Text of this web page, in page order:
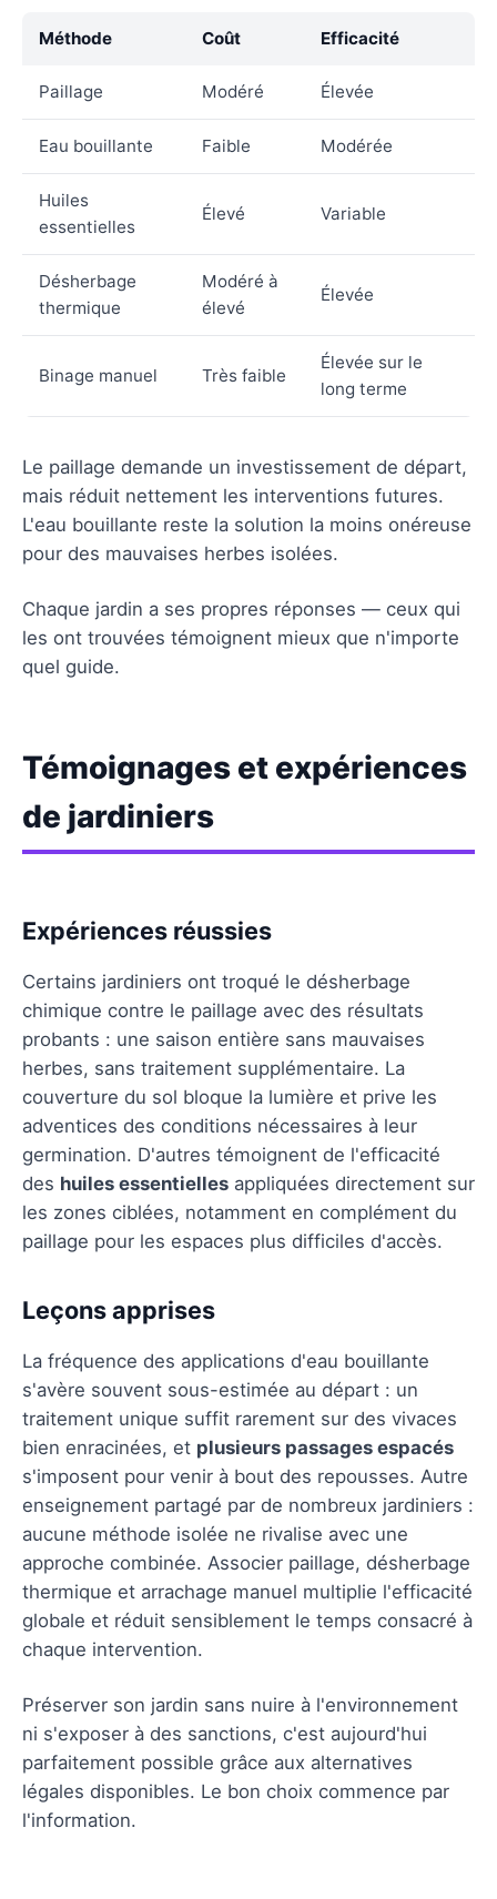
Méthode Coût Efficacité
Paillage Modéré Élevée
Eau bouillante Faible Modérée
Huiles
essentielles
Élevé Variable
Désherbage
thermique
Modéré à
élevé
Élevée
Binage manuel Très faible
Élevée sur le
long terme
Le paillage demande un investissement de départ,
mais réduit nettement les interventions futures.
L'eau bouillante reste la solution la moins onéreuse
pour des mauvaises herbes isolées.
Chaque jardin a ses propres réponses — ceux qui
les ont trouvées témoignent mieux que n'importe
quel guide.
Témoignages et expériences
de jardiniers
Expériences réussies
Certains jardiniers ont troqué le désherbage
chimique contre le paillage avec des résultats
probants : une saison entière sans mauvaises
herbes, sans traitement supplémentaire. La
couverture du sol bloque la lumière et prive les
adventices des conditions nécessaires à leur
germination. D'autres témoignent de l'efficacité
des huiles essentielles appliquées directement sur
les zones ciblées, notamment en complément du
paillage pour les espaces plus difficiles d'accès.
Leçons apprises
La fréquence des applications d'eau bouillante
s'avère souvent sous-estimée au départ : un
traitement unique suffit rarement sur des vivaces
bien enracinées, et plusieurs passages espacés
s'imposent pour venir à bout des repousses. Autre
enseignement partagé par de nombreux jardiniers :
aucune méthode isolée ne rivalise avec une
approche combinée. Associer paillage, désherbage
thermique et arrachage manuel multiplie l'efficacité
globale et réduit sensiblement le temps consacré à
chaque intervention.
Préserver son jardin sans nuire à l'environnement
ni s'exposer à des sanctions, c'est aujourd'hui
parfaitement possible grâce aux alternatives
légales disponibles. Le bon choix commence par
l'information.